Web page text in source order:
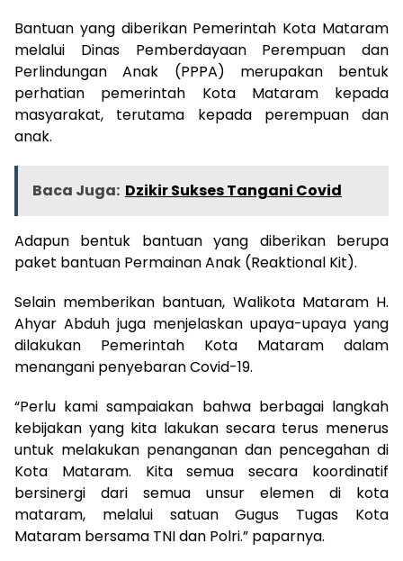
Bantuan yang diberikan Pemerintah Kota Mataram
melalui Dinas Pemberdayaan Perempuan dan
Perlindungan Anak (PPPA) merupakan bentuk
perhatian pemerintah Kota Mataram kepada
masyarakat, terutama kepada perempuan dan
anak.
Baca Juga: Dzikir Sukses Tangani Covid
Adapun bentuk bantuan yang diberikan berupa
paket bantuan Permainan Anak (Reaktional Kit).
Selain memberikan bantuan, Walikota Mataram H.
Ahyar Abduh juga menjelaskan upaya-upaya yang
dilakukan Pemerintah Kota Mataram dalam
menangani penyebaran Covid-19.
“Perlu kami sampaiakan bahwa berbagai langkah
kebijakan yang kita lakukan secara terus menerus
untuk melakukan penanganan dan pencegahan di
Kota Mataram. Kita semua secara koordinatif
bersinergi dari semua unsur elemen di kota
mataram, melalui satuan Gugus Tugas Kota
Mataram bersama TNI dan Polri.” paparnya.